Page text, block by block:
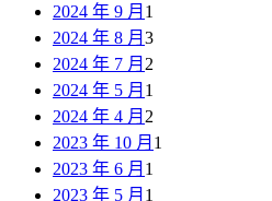
2024 年 9 月 1
2024 年 8 月 3
2024 年 7 月 2
2024 年 5 月 1
2024 年 4 月 2
2023 年 10 月 1
2023 年 6 月 1
2023 年 5 月 1